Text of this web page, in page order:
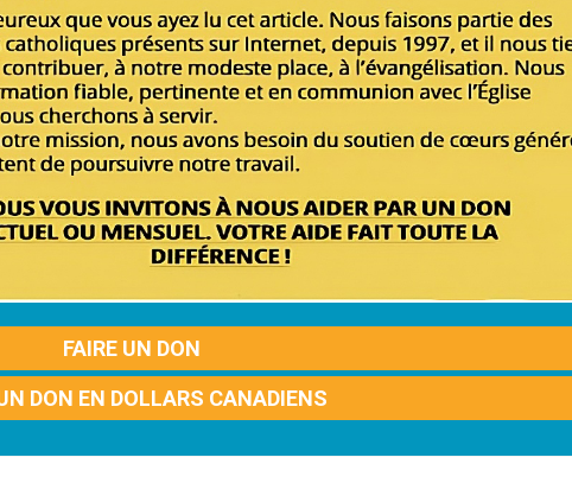
FAIRE UN DON
DON EN DOLLARS CANADIENS